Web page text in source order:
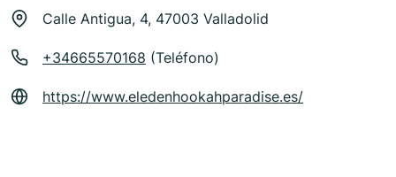
Calle Antigua, 4, 47003 Valladolid
+34665570168 (Teléfono)
https://www.eledenhookahparadise.es/